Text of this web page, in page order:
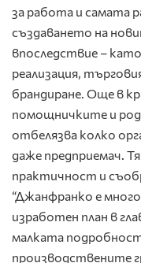
за работа и самата
създаването на
впоследствие –
реализация,
брандиране. Още в
помощничките и
отбелязва колко
даже предприемач.
практичност и
“Джанфранко е
изработен план в
малката подробност
производствените